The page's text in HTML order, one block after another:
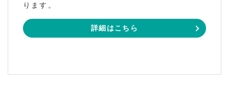
ります。
詳細はこちら